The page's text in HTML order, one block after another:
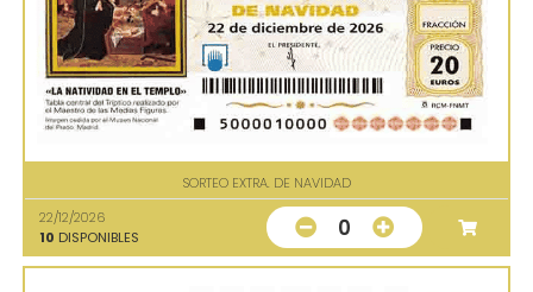
SORTEO EXTRA. DE NAVIDAD
22/12/2026
10 DISPONIBLES 0